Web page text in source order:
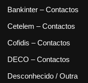
Bankinter – Contactos
Cetelem – Contactos
Cofidis – Contactos
DECO – Contactos
Desconhecido / Outra